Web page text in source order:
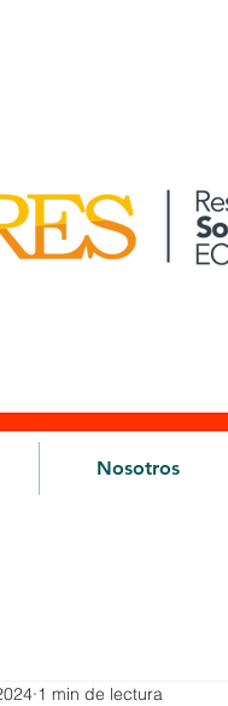
Nosotros
1 min de lectura